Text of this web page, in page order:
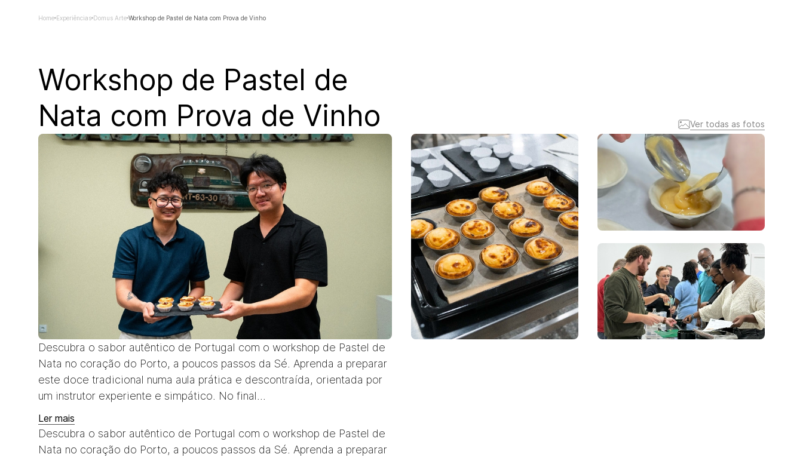
Home Experiências Domus Arte Workshop de Pastel de Nata com Prova de Vinho
Workshop de Pastel de
Nata com Prova de Vinho
Ver todas as fotos
Descubra o sabor autêntico de Portugal com o workshop de Pastel de
Nata no coração do Porto, a poucos passos da Sé. Aprenda a preparar
este doce tradicional numa aula prática e descontraída, orientada por
um instrutor experiente e simpático. No final...
Ler mais
Descubra o sabor autêntico de Portugal com o workshop de Pastel de
Nata no coração do Porto, a poucos passos da Sé. Aprenda a preparar